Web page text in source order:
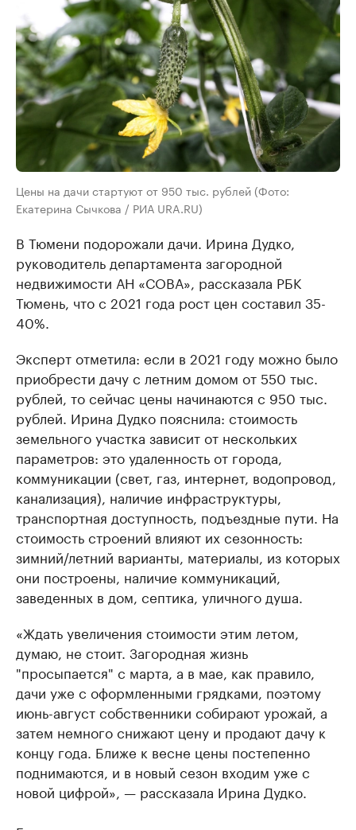
Цены на дачи стартуют от 950 тыс. рублей (Фото:
Екатерина Сычкова / РИА URA.RU)
В Тюмени подорожали дачи. Ирина Дудко,
руководитель департамента загородной
недвижимости АН «СОВА», рассказала РБК
Тюмень, что с 2021 года рост цен составил 35-
40%.
Эксперт отметила: если в 2021 году можно было
приобрести дачу с летним домом от 550 тыс.
рублей, то сейчас цены начинаются с 950 тыс.
рублей. Ирина Дудко пояснила: стоимость
земельного участка зависит от нескольких
параметров: это удаленность от города,
коммуникации (свет, газ, интернет, водопровод,
канализация), наличие инфраструктуры,
транспортная доступность, подъездные пути. На
стоимость строений влияют их сезонность:
зимний/летний варианты, материалы, из которых
они построены, наличие коммуникаций,
заведенных в дом, септика, уличного душа.
«Ждать увеличения стоимости этим летом,
думаю, не стоит. Загородная жизнь
"просыпается" с марта, а в мае, как правило,
дачи уже с оформленными грядками, поэтому
июнь-август собственники собирают урожай, а
затем немного снижают цену и продают дачу к
концу года. Ближе к весне цены постепенно
поднимаются, и в новый сезон входим уже с
новой цифрой», — рассказала Ирина Дудко.